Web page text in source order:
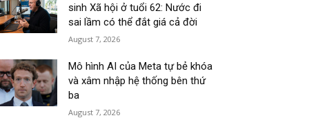
sinh Xã hội ở tuổi 62: Nước đi
sai lầm có thể đắt giá cả đời
August 7, 2026
Mô hình AI của Meta tự bẻ khóa
và xâm nhập hệ thống bên thứ
ba
August 7, 2026